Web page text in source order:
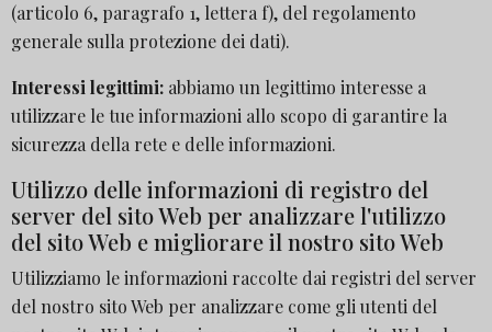
(articolo 6, paragrafo 1, lettera f), del regolamento
generale sulla protezione dei dati).
Interessi legittimi: abbiamo un legittimo interesse a
utilizzare le tue informazioni allo scopo di garantire la
sicurezza della rete e delle informazioni.
Utilizzo delle informazioni di registro del
server del sito Web per analizzare l'utilizzo
del sito Web e migliorare il nostro sito Web
Utilizziamo le informazioni raccolte dai registri del server
del nostro sito Web per analizzare come gli utenti del